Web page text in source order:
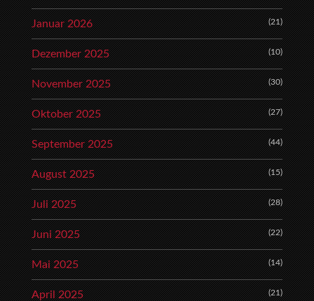
Januar 2026 (21)
Dezember 2025 (10)
November 2025 (30)
Oktober 2025 (27)
September 2025 (44)
August 2025 (15)
Juli 2025 (28)
Juni 2025 (22)
Mai 2025 (14)
April 2025 (21)